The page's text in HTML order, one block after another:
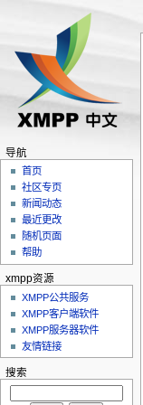
导航
首页
社区专页
新闻动态
最近更改
随机页面
帮助
xmpp资源
XMPP公共服务
XMPP客户端软件
XMPP服务器软件
友情链接
搜索